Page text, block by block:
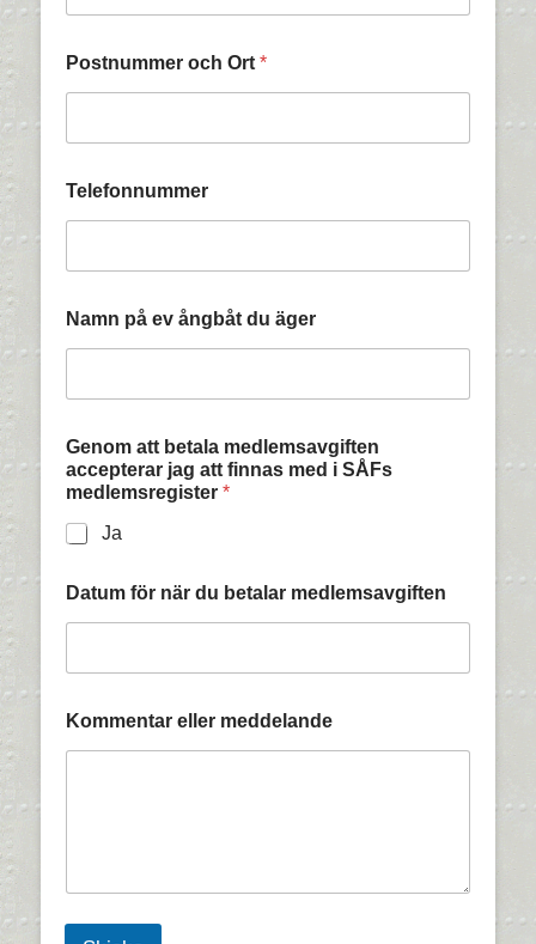
Postnummer och Ort *
Telefonnummer
Namn på ev ångbåt du äger
Genom att betala medlemsavgiften
accepterar jag att finnas med i SÅFs
medlemsregister *
Ja
Datum för när du betalar medlemsavgiften
Kommentar eller meddelande